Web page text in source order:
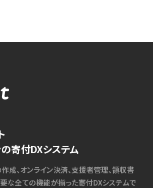
寄付DXシステム
成、オンライン決済、支援者管理、領収書
な全ての機能が揃った寄付DXシステムで